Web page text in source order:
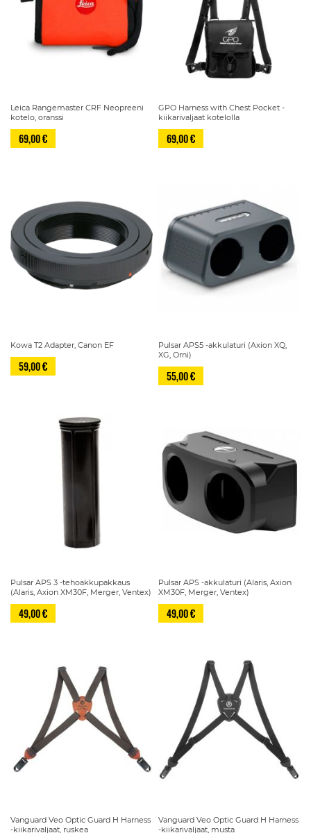
Leica Rangemaster CRF Neopreeni
kotelo, oranssi
69,00 €
GPO Harness with Chest Pocket -
kiikarivaljaat kotelolla
69,00 €
Kowa T2 Adapter, Canon EF
59,00 €
Pulsar APS5 -akkulaturi (Axion XQ,
XG, Orni)
55,00 €
Pulsar APS 3 -tehoakkupakkaus
(Alaris, Axion XM30F, Merger, Ventex)
49,00 €
Pulsar APS -akkulaturi (Alaris, Axion
XM30F, Merger, Ventex)
49,00 €
Vanguard Veo Optic Guard H Harness
-kiikarivaljaat, ruskea
Vanguard Veo Optic Guard H Harness
-kiikarivaljaat, musta